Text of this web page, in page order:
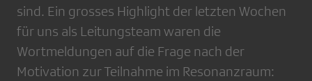
sind. Ein grosses Highlight der letzten Wochen
für uns als Leitungsteam waren die
Wortmeldungen auf die Frage nach der
Motivation zur Teilnahme im Resonanzraum: